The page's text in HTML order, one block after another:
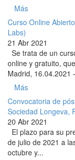
Más
Curso Online
Labs)
21 Abr 2021
Se trata de un
online y gratuito,
Madrid, 16.04.2021
Más
Convocatoria de
Sociedad Longeva,
20 Abr 2021
El plazo para su
de julio de 2021 a
octubre y...